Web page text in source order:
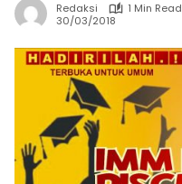
Redaksi
1 Min Read
30/03/2018